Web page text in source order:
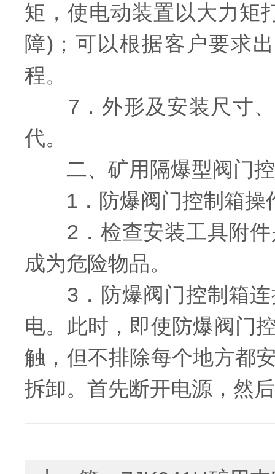
矩，使电动装置以大力矩
障)；可以根据客户要求
程。
7．外形及安装尺寸、
代。
二、矿用隔爆型阀门控
1．防爆阀门控制箱操
2．检查安装工具附件
成为危险物品。
3．防爆阀门控制箱连
电。此时，即使防爆阀门
触，但不排除每个地方都
拆卸。首先断开电源，然